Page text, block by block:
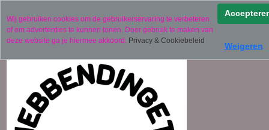
gepersonaliseerde producten)
06 11441834
Wij gebruiken cookies om de gebruikerservaring te verbeteren
of om advertenties te kunnen tonen. Door gebruik te maken van
deze website ga je hiermee akkoord. Privacy & Cookiebeleid
Weigeren